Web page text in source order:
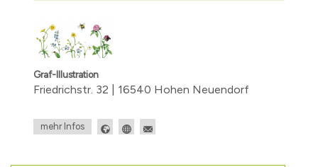
Graf-Illustration
Friedrichstr. 32 | 16540 Hohen Neuendorf
mehr Infos